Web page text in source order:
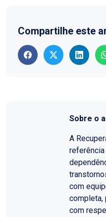
Compartilhe este
Sobre o
A
com
completa,
com